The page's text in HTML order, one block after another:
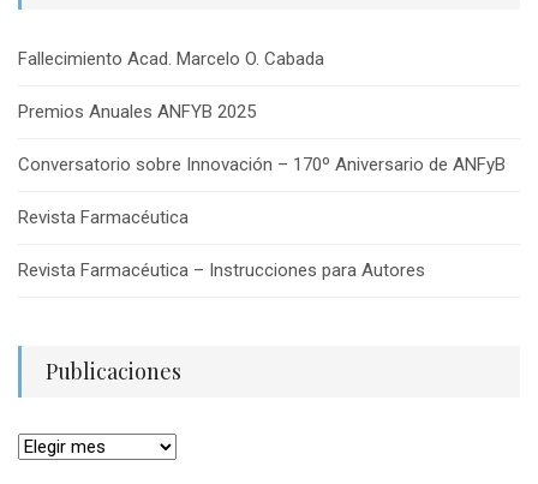
Fallecimiento Acad. Marcelo O. Cabada
Premios Anuales ANFYB 2025
Conversatorio sobre Innovación – 170º Aniversario de ANFyB
Revista Farmacéutica
Revista Farmacéutica – Instrucciones para Autores
Publicaciones